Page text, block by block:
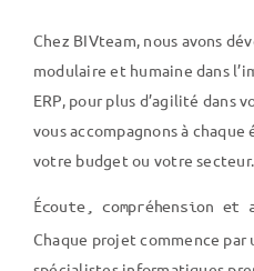
Chez BIVteam, nous avons
modulaire et humaine dans
ERP, pour plus d’agilité dans
vous accompagnons à
votre budget ou votre secteur.
Écoute, compréhension et
Chaque projet commence par